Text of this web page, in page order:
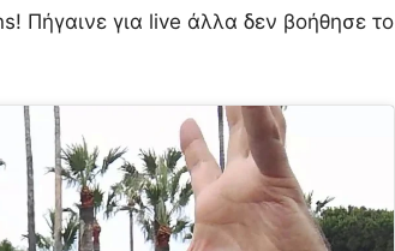
Πήγαινε για live άλλα δεν βοήθησε το